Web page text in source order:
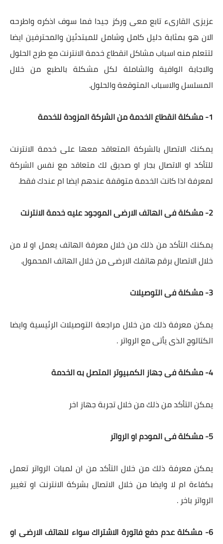
عزيزى القارىء تابع معى وركز جيدا فما سوف اذكره واطرحه
الان هو بمثابة دليل كامل وشامل للمبتدئين والمحترفين ايضا
لتتعلم منه اسباب مشاكل انقطاع خدمة الانترنت مع طرح الحلول
والاجابة الوافية والشاملة لكل مشكلة بالطبع من خلال
المسلسل والاسباب المتوقعة والحلول.
1- مشكلة انقطاع الخدمة من الشركة المزودة للخدمة
يمكنك الاتصال بالشركة المتعاقد معها على خدمة الانترنت
للتأكد او الاتصال بجار او صديق لك متعاقد مع نفس الشركة
لمعرفة اذا كانت الخدمة متوقفة عندهم ايضا ام عندك فقط.
2- مشكلة فى الهاتف الارضى الموجود عليه خدمة الانترنت
يمكنك التأكد من ذلك من خلال معرفة الهاتف يعمل او لا من
خلال الاتصال برقم هاتفك الارضى من خلال الهاتف المحمول.
3- مشكلة فى التوصيلات
يمكن معرفة ذلك من خلال مراجعة التوصيلات الرئيسية وايضا
الكتالوج الذى يأتى مع الرواتر .
4- مشكلة فى جهاز الكمبيوتر المتصل به الخدمة
يمكن التأكد من ذلك من خلال تجربة جهاز اخر
5- مشكلة فى المودم او الرواتر
يمكن معرفة ذلك من خلال التأكد من ان لمبات الرواتر تعمل
بكفاءة ام لا وايضا من خلال الاتصال بشركة الانترنت او تغيير
الرواتر باخر .
6- مشكلة عدم دفع فاتورة الاشتراك سواء للهاتف الارضى او